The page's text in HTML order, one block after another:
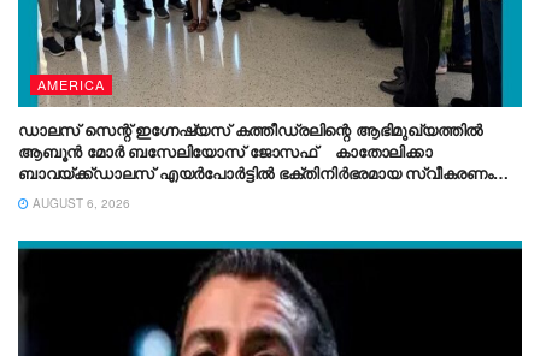
AMERICA
ഡാലസ് സെന്റ് ഇഗ്നേഷ്യസ് കത്തീഡ്രലിന്റെ ആഭിമുഖ്യത്തിൽ
ആബൂൻ മോർ ബസേലിയോസ് ജോസഫ് കാതോലിക്കാ
ബാവയ്ക്ക്ഡാലസ് എയർപോർട്ടിൽ ഭക്തിനിർഭരമായ സ്വീകരണം
നൽകി.
AUGUST 6, 2026